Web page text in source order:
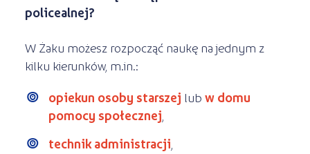
policealnej?
W Żaku możesz rozpocząć naukę na jednym z
kilku kierunków, m.in.:
opiekun osoby starszej lub w domu
pomocy społecznej
technik administracji